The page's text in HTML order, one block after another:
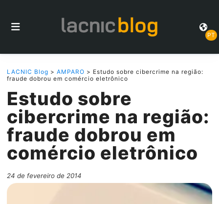
PT
LACNIC Blog > AMPARO > Estudo sobre cibercrime na região:
fraude dobrou em comércio eletrônico
Estudo sobre
cibercrime na região:
fraude dobrou em
comércio eletrônico
24 de fevereiro de 2014